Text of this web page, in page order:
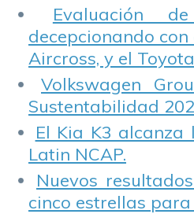
Evaluación
decepcionando
Aircross, y el
Volkswagen
Sustentabilidad
El Kia K3
Latin NCAP.
Nuevos
cinco estrellas para